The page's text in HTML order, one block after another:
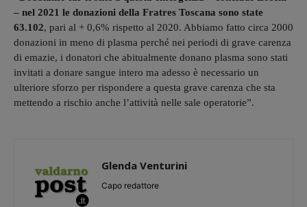
– nel 2021 le donazioni della Fratres Toscana sono state
63.102, pari al + 0,6% rispetto al 2020. Abbiamo fatto circa 2000
donazioni in meno di plasma perché nei periodi di grave carenza
di emazie, i donatori che abitualmente donano plasma sono stati
invitati a donare sangue intero ma adesso è necessario un
ulteriore sforzo per rispondere a questa grave carenza che sta
mettendo a rischio anche l’attività nelle sale operatorie”.
Glenda Venturini
Capo redattore